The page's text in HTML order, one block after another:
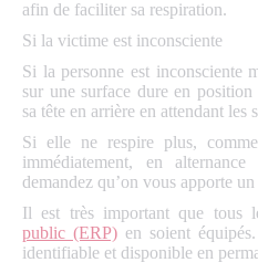
afin de faciliter sa respiration.
Si la victime est inconsciente
Si la personne est inconsciente
sur une surface dure en
sa tête en arrière en attendant les
Si elle ne respire plus,
immédiatement, en
demandez qu’on vous apporte
Il est très important que tous
public (ERP)en soient
identifiable et disponible en